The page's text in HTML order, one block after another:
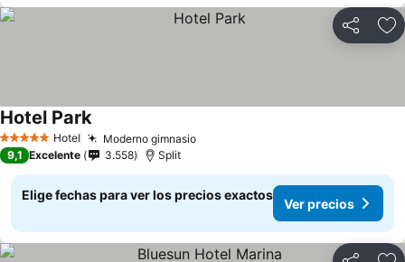
Compartir
5 Estrellas Hotel Moderno gimnasio
Hotel Park
9,1 Excelente 3.558 Split
Elige fechas para ver los precios exactos
Ver precios